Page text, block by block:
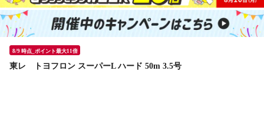
8/9 時点_ポイント最大11倍
東レ トヨフロン スーパーL ハード 50m 3.5号